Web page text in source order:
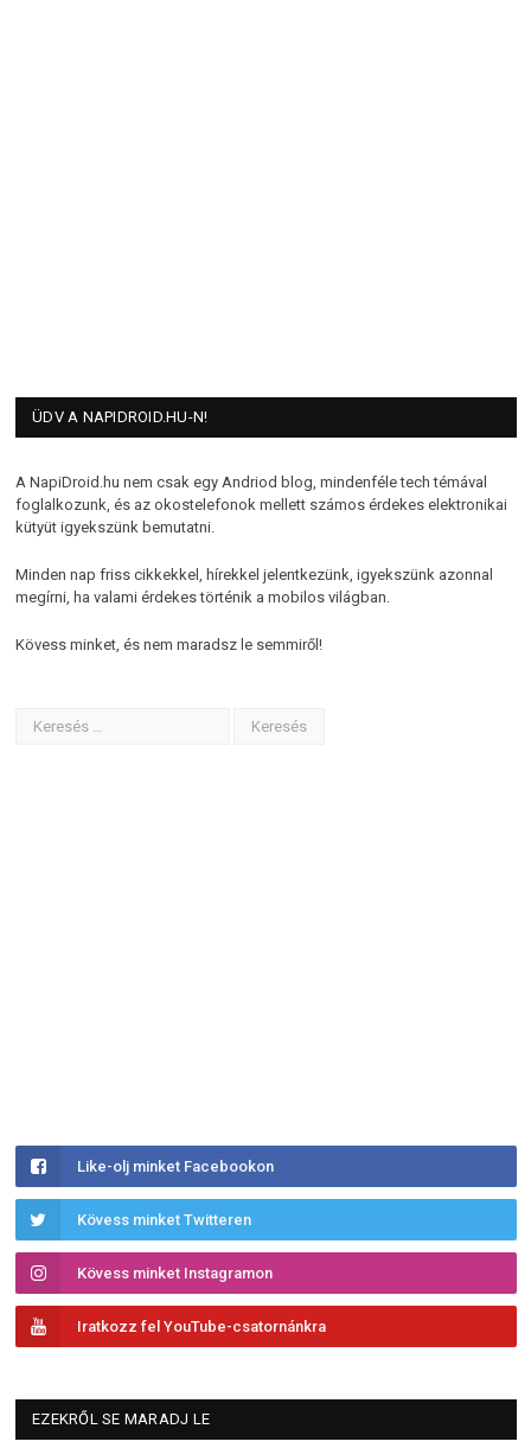
ÜDV A NAPIDROID.HU-N!
A NapiDroid.hu nem csak egy Andriod blog, mindenféle tech témával
foglalkozunk, és az okostelefonok mellett számos érdekes elektronikai
kütyüt igyekszünk bemutatni.
Minden nap friss cikkekkel, hírekkel jelentkezünk, igyekszünk azonnal
megírni, ha valami érdekes történik a mobilos világban.
Kövess minket, és nem maradsz le semmiről!
Like-olj minket Facebookon
Kövess minket Twitteren
Kövess minket Instagramon
Iratkozz fel YouTube-csatornánkra
EZEKRŐL SE MARADJ LE